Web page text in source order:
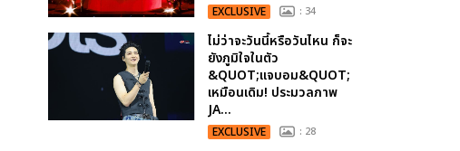
EXCLUSIVE : 34
ไม่ว่าจะวันนี้หรือวันไหน ก็จะ
ยังภูมิใจในตัว
&QUOT;แจบอม&QUOT;
เหมือนเดิม! ประมวลภาพ
JA...
EXCLUSIVE : 28